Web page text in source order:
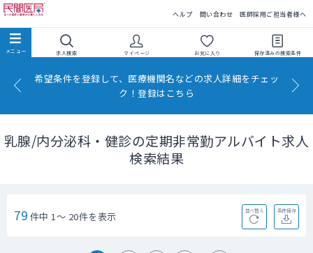
ヘルプ 問い合わせ 医師採用ご担当者様へ
求人検索 マイページ お気に入り 保存済みの検索条件
希望条件を登録して、医療機関名などの求人詳細をチェッ
ク！登録はこちら
乳腺/内分泌科・健診の定期非常勤アルバイト求人
検索結果
79 件中 1～ 20件を表示 並べ替え 条件保存